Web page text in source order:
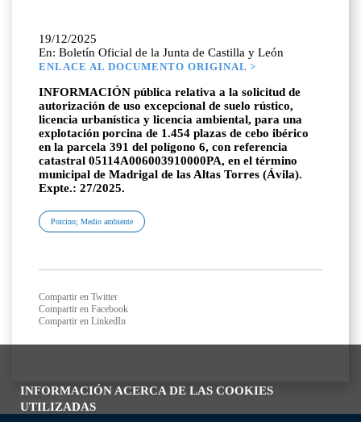
INFORMACIÓN ACERCA DE LAS COOKIES
UTILIZADAS
19/12/2025
En: Boletín Oficial de la Junta de Castilla y León
ENLACE AL DOCUMENTO ORIGINAL >
INFORMACIÓN pública relativa a la solicitud de
autorización de uso excepcional de suelo rústico,
licencia urbanística y licencia ambiental, para una
explotación porcina de 1.454 plazas de cebo ibérico
en la parcela 391 del polígono 6, con referencia
catastral 05114A006003910000PA, en el término
municipal de Madrigal de las Altas Torres (Ávila).
Expte.: 27/2025.
Porcino; Medio ambiente
Compartir en Twitter
Compartir en Facebook
Compartir en LinkedIn